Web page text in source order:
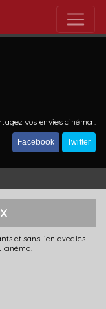
vos envies cinéma :
Facebook Twitter
et sans lien avec les
cinéma.